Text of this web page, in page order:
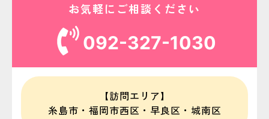
お気軽にご相談ください
092-327-1030
【訪問エリア】
糸島市・福岡市西区・早良区・城南区